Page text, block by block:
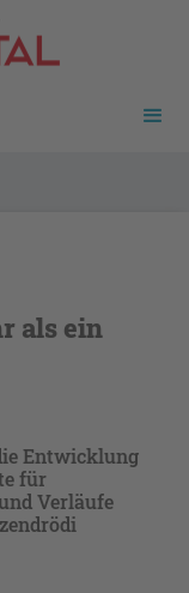
als ein
Entwicklung
für
Verläufe